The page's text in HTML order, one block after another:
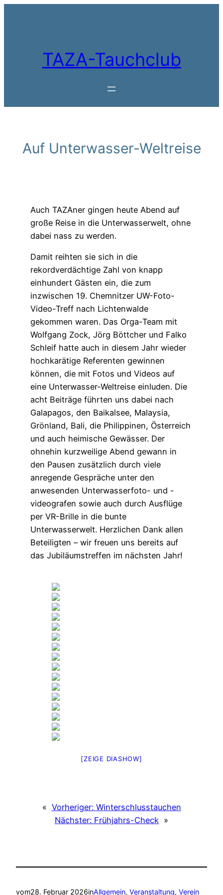
TAZA-Tauchclub
Auf Unterwasser-Weltreise
Auch TAZAner gingen heute Abend auf
große Reise in die Unterwasserwelt, ohne
dabei nass zu werden.
Damit reihten sie sich in die
rekordverdächtige Zahl von knapp
einhundert Gästen ein, die zum
inzwischen 19. Chemnitzer UW-Foto-
Video-Treff nach Lichtenwalde
gekommen waren. Das Orga-Team mit
Wolfgang Zock, Jörg Böttcher und Falko
Schleif hatte auch in diesem Jahr wieder
hochkarätige Referenten gewinnen
können, die mit Fotos und Videos auf
eine Unterwasser-Weltreise einluden. Die
acht Beiträge führten uns dabei nach
Galapagos, den Baikalsee, Malaysia,
Grönland, Bali, die Philippinen, Österreich
und auch heimische Gewässer. Der
ohnehin kurzweilige Abend gewann in
den Pausen zusätzlich durch viele
anregende Gespräche unter den
anwesenden Unterwasserfoto- und -
videografen sowie auch durch Ausflüge
per VR-Brille in die bunte
Unterwasserwelt. Herzlichen Dank allen
Beteiligten – wir freuen uns bereits auf
das Jubiläumstreffen im nächsten Jahr!
[ZEIGE DIASHOW]
« Vorheriger: Winterschlusstauchen
Nächster: Frühjahrs-Check »
vom28. Februar 2026inAllgemein, Veranstaltung, Verein